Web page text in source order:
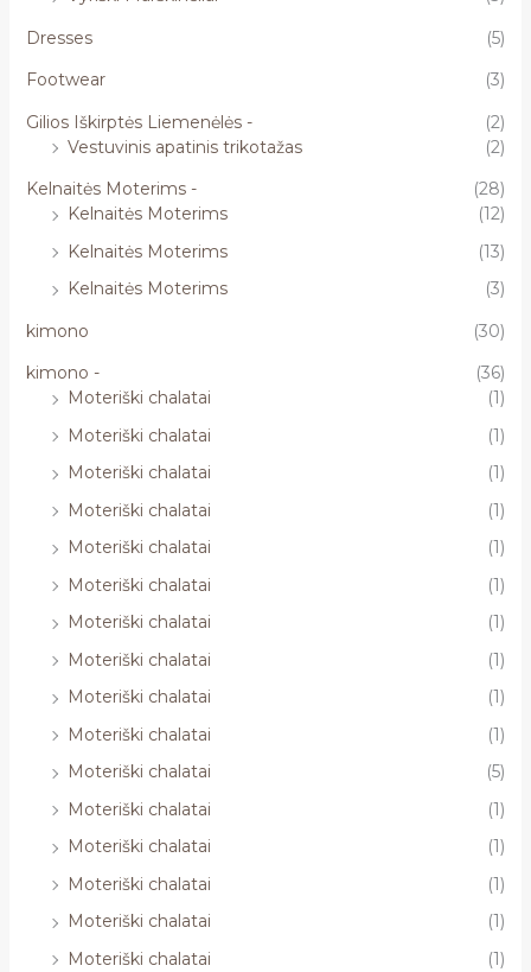
Dresses
(5)
Footwear
(3)
Gilios Iškirptės Liemenėlės -
(2)
Vestuvinis apatinis trikotažas
(2)
Kelnaitės Moterims -
(28)
Kelnaitės Moterims
(12)
Kelnaitės Moterims
(13)
Kelnaitės Moterims
(3)
kimono
(30)
kimono -
(36)
Moteriški chalatai
(1)
Moteriški chalatai
(1)
Moteriški chalatai
(1)
Moteriški chalatai
(1)
Moteriški chalatai
(1)
Moteriški chalatai
(1)
Moteriški chalatai
(1)
Moteriški chalatai
(1)
Moteriški chalatai
(1)
Moteriški chalatai
(1)
Moteriški chalatai
(5)
Moteriški chalatai
(1)
Moteriški chalatai
(1)
Moteriški chalatai
(1)
Moteriški chalatai
(1)
Moteriški chalatai
(1)